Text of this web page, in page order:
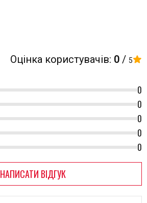
Оцінка користувачів: 0 / 5
0
0
0
0
0
НАПИСАТИ ВІДГУК